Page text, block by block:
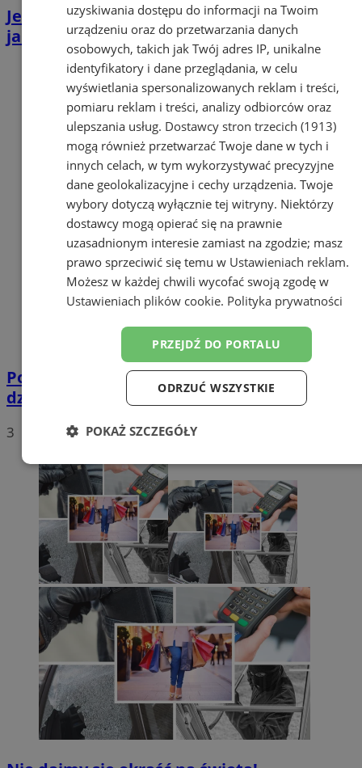
Jesień sprzyja włamywaczom – sprawdź,
jak skutecznie zabezpieczyć swój dom
Policja radzi, jak chronić altanki i ogródki
działkowe przed włamaniem
3
uzyskiwania dostępu do informacji na Twoim
urządzeniu oraz do przetwarzania danych
osobowych, takich jak Twój adres IP, unikalne
identyfikatory i dane przeglądania, w celu
wyświetlania spersonalizowanych reklam i treści,
pomiaru reklam i treści, analizy odbiorców oraz
ulepszania usług. Dostawcy stron trzecich (1913)
mogą również przetwarzać Twoje dane w tych i
innych celach, w tym wykorzystywać precyzyjne
dane geolokalizacyjne i cechy urządzenia. Twoje
wybory dotyczą wyłącznie tej witryny. Niektórzy
dostawcy mogą opierać się na prawnie
uzasadnionym interesie zamiast na zgodzie; masz
prawo sprzeciwić się temu w Ustawieniach reklam.
Możesz w każdej chwili wycofać swoją zgodę w
Ustawieniach plików cookie. Polityka prywatności
PRZEJDŹ DO PORTALU
ODRZUĆ WSZYSTKIE
POKAŻ SZCZEGÓŁY
Niezbędne Wydajność Targetowanie
Funkcjonalność Niesklasyfikowane
Niezbędne Wydajność
Targetowanie
Funkcjonalność
Niesklasyfikowane
Niezbędne pliki cookie umożliwiają korzystanie z podstawowych
funkcji strony internetowej, takich jak logowanie użytkownika i
zarządzanie kontem. Bez niezbędnych plików cookie nie można
prawidłowo korzystać ze strony internetowej.
Nazwa